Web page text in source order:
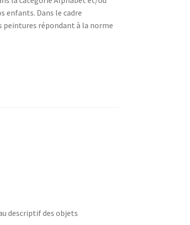
enfants. Dans le cadre
peintures répondant à la norme
descriptif des objets